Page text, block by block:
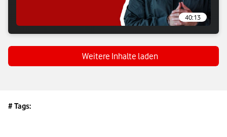
40:13
Weitere Inhalte laden
# Tags: